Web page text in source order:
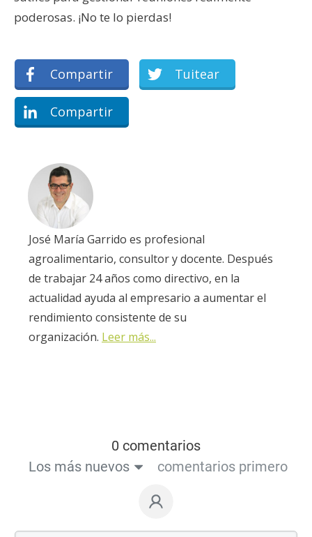
poderosas. ¡No te lo pierdas!
Compartir Tuitear
Compartir
José María Garrido es profesional
agroalimentario, consultor y docente. Después
de trabajar 24 años como directivo, en la
actualidad ayuda al empresario a aumentar el
rendimiento consistente de su
organización. Leer más...
0 comentarios
Los más nuevos
comentarios primero